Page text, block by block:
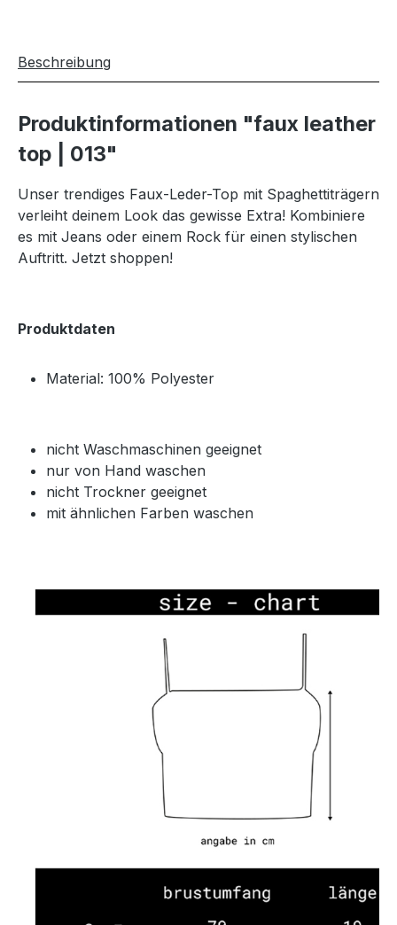
Beschreibung
Produktinformationen "faux leather
top | 013"
Unser trendiges Faux-Leder-Top mit Spaghettiträgern
verleiht deinem Look das gewisse Extra! Kombiniere
es mit Jeans oder einem Rock für einen stylischen
Auftritt. Jetzt shoppen!
Produktdaten
Material: 100% Polyester
nicht Waschmaschinen geeignet
nur von Hand waschen
nicht Trockner geeignet
mit ähnlichen Farben waschen